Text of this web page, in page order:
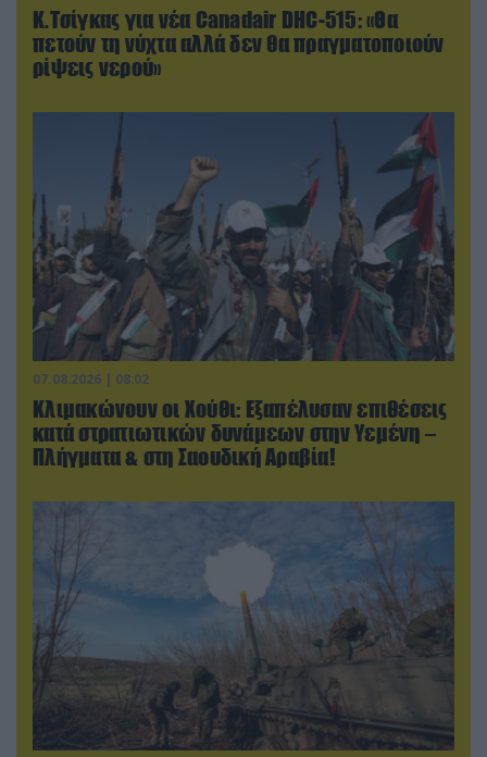
Κ.Τσίγκας για νέα Canadair DHC-515: «Θα
πετούν τη νύχτα αλλά δεν θα πραγματοποιούν
ρίψεις νερού»
07.08.2026 | 08:02
Κλιμακώνουν οι Χούθι: Eξαπέλυσαν επιθέσεις
κατά στρατιωτικών δυνάμεων στην Υεμένη –
Πλήγματα & στη Σαουδική Αραβία!